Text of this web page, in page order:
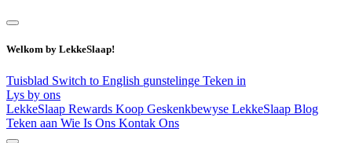
Welkom by LekkeSlaap!
Tuisblad Switch to English gunstelinge Teken in
Lys by ons
LekkeSlaap Rewards Koop Geskenkbewyse LekkeSlaap Blog
Teken aan Wie Is Ons Kontak Ons